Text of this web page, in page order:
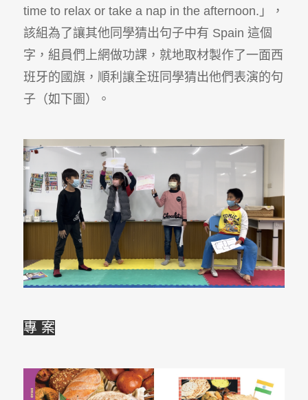
time to relax or take a nap in the afternoon.」，
該組為了讓其他同學猜出句子中有 Spain 這個
字，組員們上網做功課，就地取材製作了一面西
班牙的國旗，順利讓全班同學猜出他們表演的句
子（如下圖）。
專 案